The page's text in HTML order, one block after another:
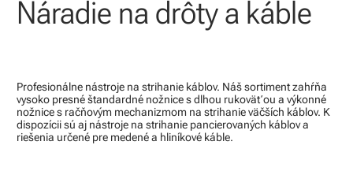
Náradie na drôty a káble
Profesionálne nástroje na strihanie káblov. Náš sortiment zahŕňa
vysoko presné štandardné nožnice s dlhou rukoväťou a výkonné
nožnice s račňovým mechanizmom na strihanie väčších káblov. K
dispozícii sú aj nástroje na strihanie pancierovaných káblov a
riešenia určené pre medené a hliníkové káble.